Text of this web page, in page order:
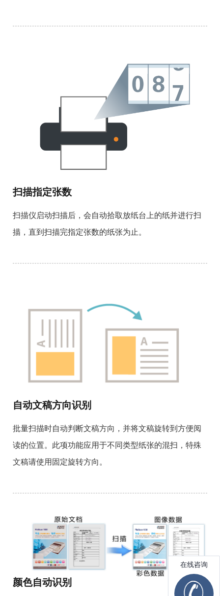
扫描指定张数
扫描仪启动扫描后，会自动拾取放纸台上的纸并进行扫
描，直到扫描完指定张数的纸张为止。
自动文稿方向识别
批量扫描时自动判断文稿方向，并将文稿旋转到方便阅
读的位置。此项功能应用于不同类型纸张的混扫，特殊
文稿请使用固定旋转方向。
颜色自动识别